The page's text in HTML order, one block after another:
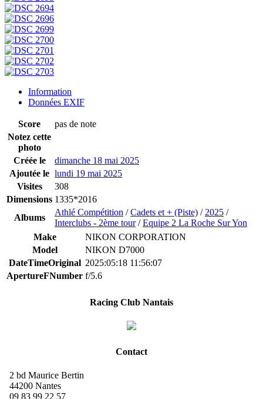
Information
Données EXIF
Score
pas de note
Notez cette
photo
Créée le
dimanche 18 mai 2025
Ajoutée le lundi 19 mai 2025
Visites
308
Dimensions 1335*2016
Albums
Athlé Compétition /Cadets et + (Piste) / 2025 /
Interclubs - 2ème tour/Equipe 2 La Roche Sur Yon
Make
NIKON CORPORATION
Model
NIKON D7000
DateTimeOriginal 2025:05:18 11:56:07
ApertureFNumber f/5.6
Racing Club Nantais
Contact
2 bd Maurice Bertin
44200 Nantes
09 83 99 22 57